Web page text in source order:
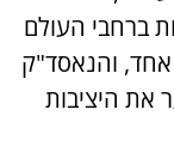
ברחבי העולם
יותר מ-2,200 נקודות ביום אחד, והנאסד"ק
את היציבות